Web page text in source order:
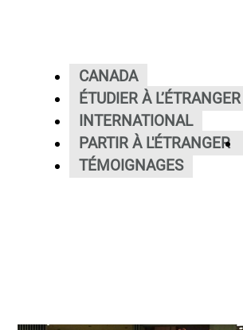
CANADA
ÉTUDIER À L’ÉTRANGER
INTERNATIONAL
PARTIR À L'ÉTRANGER
TÉMOIGNAGES